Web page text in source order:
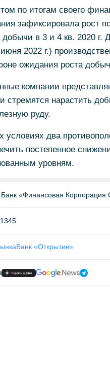
по итогам своего
зафиксировала рост
добычи в 3 и 4 кв. 2020 г.
2022 г.)
ожидания роста
компании
стремятся нарастить
руду.
условиях два
постепенное
уровням.
«Финансовая
Банк «Открытие»